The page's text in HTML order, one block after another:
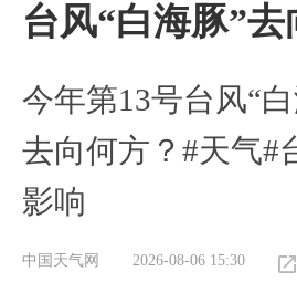
台风“白海豚”去
今年第13号台风“
去向何方？#天气#
影响
中国天气网 2026-08-06 15:30